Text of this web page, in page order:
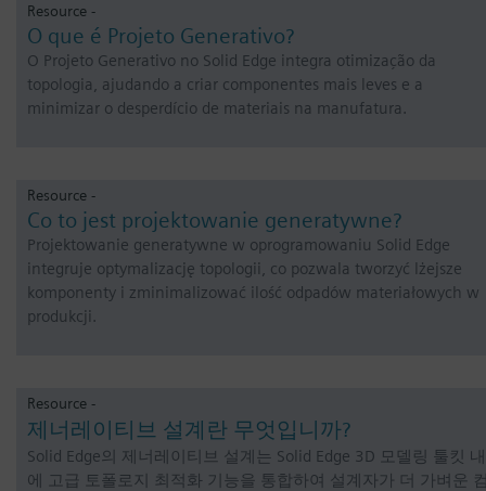
Resource -
O que é Projeto Generativo?
O Projeto Generativo no Solid Edge integra otimização da
topologia, ajudando a criar componentes mais leves e a
minimizar o desperdício de materiais na manufatura.
Resource -
Co to jest projektowanie generatywne?
Projektowanie generatywne w oprogramowaniu Solid Edge
integruje optymalizację topologii, co pozwala tworzyć lżejsze
komponenty i zminimalizować ilość odpadów materiałowych w
produkcji.
Resource -
제너레이티브 설계란 무엇입니까?
Solid Edge의 제너레이티브 설계는 Solid Edge 3D 모델링 툴킷 내
에 고급 토폴로지 최적화 기능을 통합하여 설계자가 더 가벼운